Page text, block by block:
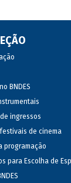
BNDES
ingressos
festivais de cinema
programação
para Escolha de